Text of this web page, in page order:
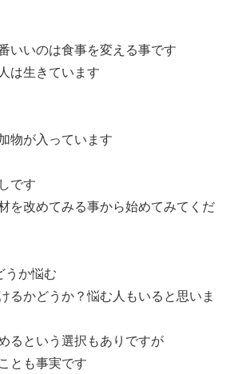
いいのは食事を変える事です
は生きています
物が入っています
です
を改めてみる事から始めてみてくだ
うか悩む
るかどうか？悩む人もいると思いま
るという選択もありですが
とも事実です